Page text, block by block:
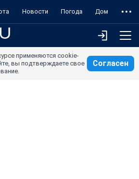
Новости Погода Дом
применяются cookie-
вы подтверждаете свое
Согласен